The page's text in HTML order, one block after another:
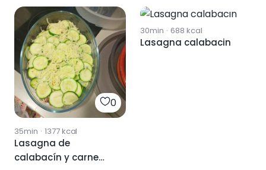
0
35min · 1377kcal
Lasagna de
calabacín y carne
30min · 688 kcal
Lasagna calabacin